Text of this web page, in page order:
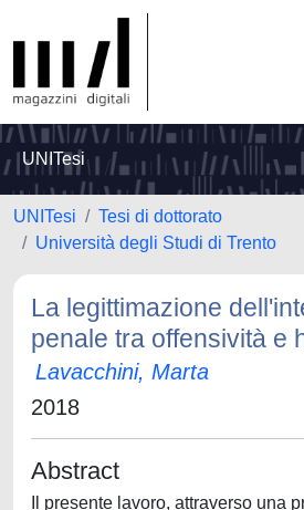
UNITesi
UNITesi
Tesi di dottorato
Università degli Studi di Trento
La legittimazione
penale tra offensività e
Lavacchini, Marta
2018
Abstract
Il presente lavoro, attraverso una